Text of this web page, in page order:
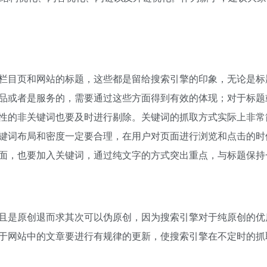
页和网站的标题，这些都是留给搜索引擎的印象，无论是
者是服务的，需要通过这些方面得到有效的体现；对于标
非关键词也要及时进行剔除。关键词的抓取方式实际上非
布局和密度一定要合理，在用户对页面进行浏览和点击的
也要加入关键词，通过纯文字的方式突出重点，与标题保
原创退而求其次可以伪原创，因为搜索引擎对于纯原创的
站中的文章要进行有规律的更新，使搜索引擎在不定时的